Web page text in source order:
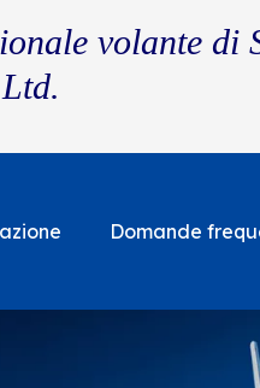
volante di
Domande